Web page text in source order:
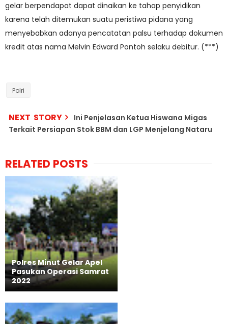
gelar berpendapat dapat dinaikan ke tahap penyidikan
karena telah ditemukan suatu peristiwa pidana yang
menyebabkan adanya pencatatan palsu terhadap dokumen
kredit atas nama Melvin Edward Pontoh selaku debitur. (***)
Polri
NEXT STORY
Ini Penjelasan Ketua Hiswana Migas
Terkait Persiapan Stok BBM dan LGP Menjelang Nataru
RELATED POSTS
Polres Minut Gelar Apel
Pasukan Operasi Samrat
2022